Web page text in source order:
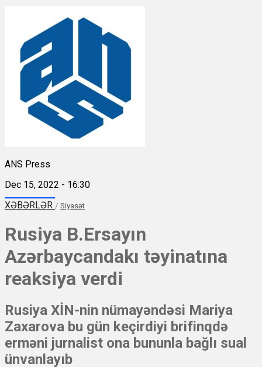
ANS Press
Dec 15, 2022 - 16:30
XƏBƏRLƏR / Siyasət
Rusiya B.Ersayın
Azərbaycandakı təyinatına
reaksiya verdi
Rusiya XİN-nin nümayəndəsi Mariya
Zaxarova bu gün keçirdiyi brifinqdə
erməni jurnalist ona bununla bağlı sual
ünvanlayıb